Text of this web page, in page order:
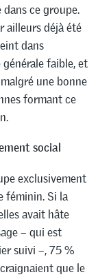
ce groupe.
ailleurs déjà été
dans
générale faible, et
une bonne
formant ce
social
exclusivement
féminin. Si la
avait hâte
– qui est
suivi –, 75 %
que le